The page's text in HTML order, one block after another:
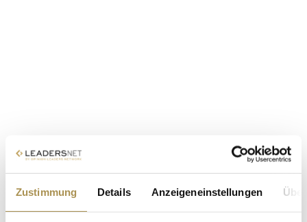
Zustimmung Details Anzeigeneinstellungen